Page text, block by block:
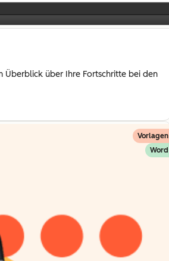
Überblick über Ihre Fortschritte bei den
Vorlagen
Word